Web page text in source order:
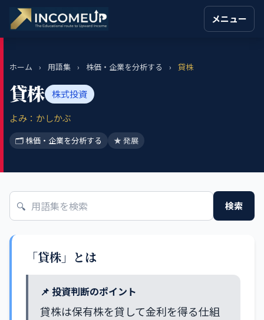
メニュー
ホーム › 用語集 › 株価・企業を分析する › 貸株
貸株 株式投資
よみ：かしかぶ
🗂 株価・企業を分析する ★ 発展
🔍 検索
「貸株」とは
📌 投資判断のポイント
貸株は保有株を貸して金利を得る仕組